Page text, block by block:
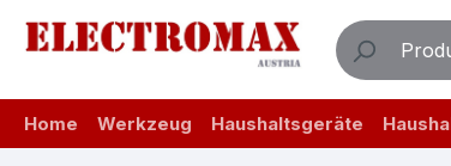
Hauptinhalt springen
Zur Suche springen
Zur Hauptnavigation springen
Home Werkzeug Haushaltsgeräte